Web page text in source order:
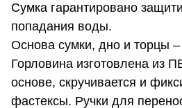
Сумка гарантировано
попадания воды.
Основа сумки, дно и торцы
Горловина изготовлена из
основе, скручивается и
фастексы. Ручки для